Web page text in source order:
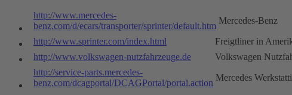
http://www.mercedes-
benz.com/d/ecars/transporter/sprinter/default.htm
Mercedes-Benz
http://www.sprinter.com/index.html
Freigtliner in
http://www.volkswagen-nutzfahrzeuge.de
Volkswagen
http://service-parts.mercedes-
benz.com/dcagportal/DCAGPortal/portal.action
Mercedes